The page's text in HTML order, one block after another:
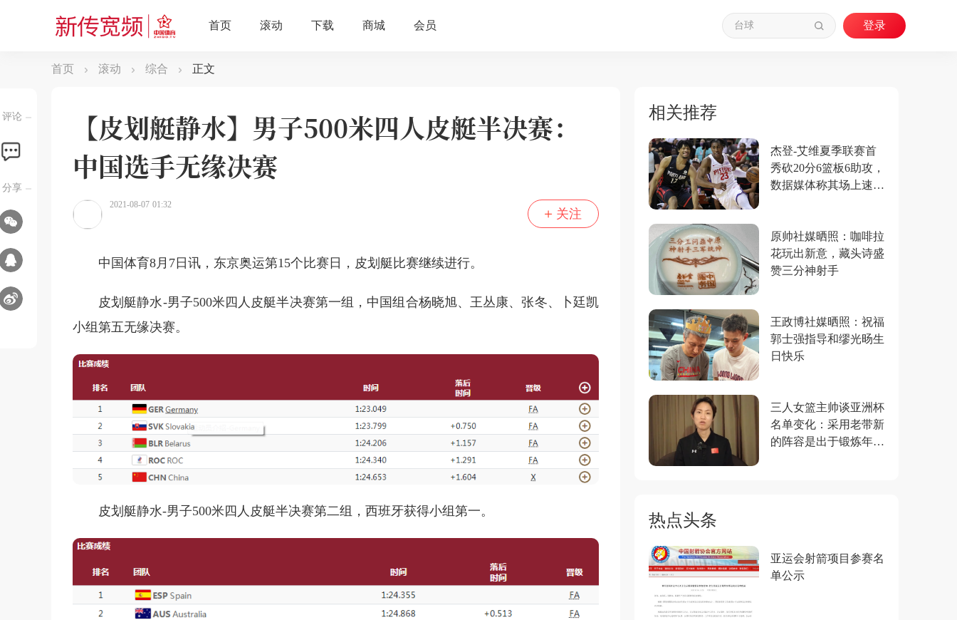
首页 滚动 综合 正文
评论
分享
【皮划艇静水】男子500米四人皮艇半决赛：
中国选手无缘决赛
2021-08-07 01:32
关注
中国体育8月7日讯，东京奥运第15个比赛日，皮划艇比赛继续进行。
皮划艇静水-男子500米四人皮艇半决赛第一组，中国组合杨晓旭、王丛康、张冬、卜廷凯
小组第五无缘决赛。
皮划艇静水-男子500米四人皮艇半决赛第二组，西班牙获得小组第一。
相关推荐
杰登-艾维夏季联赛首
秀砍20分6篮板6助攻，
数据媒体称其场上速度
原帅社媒晒照：咖啡拉
花玩出新意，藏头诗盛
赞三分神射手
王政博社媒晒照：祝福
郭士强指导和缪光旸生
日快乐
三人女篮主帅谈亚洲杯
名单变化：采用老带新
的阵容是出于锻炼年轻
热点头条
亚运会射箭项目参赛名
单公示